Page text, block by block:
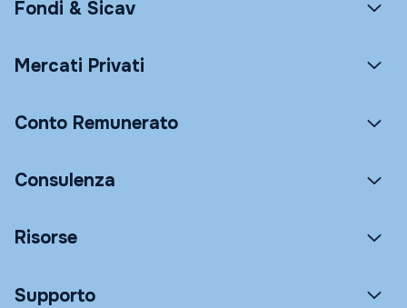
Fondi & Sicav
Mercati Privati
Conto Remunerato
Consulenza
Risorse
Supporto